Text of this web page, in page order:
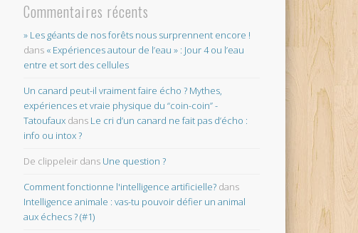
Commentaires récents
» Les géants de nos forêts nous surprennent encore !
dans « Expériences autour de l’eau » : Jour 4 ou l’eau
entre et sort des cellules
Un canard peut-il vraiment faire écho ? Mythes,
expériences et vraie physique du “coin-coin” -
Tatoufaux dans Le cri d’un canard ne fait pas d’écho :
info ou intox ?
De clippeleir dans Une question ?
Comment fonctionne l'intelligence artificielle? dans
Intelligence animale : vas-tu pouvoir défier un animal
aux échecs ? (#1)